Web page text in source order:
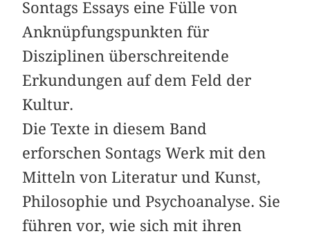
Sontags Essays eine Fülle von
Anknüpfungspunkten für
Disziplinen überschreitende
Erkundungen auf dem Feld der
Kultur.
Die Texte in diesem Band
erforschen Sontags Werk mit den
Mitteln von Literatur und Kunst,
Philosophie und Psychoanalyse. Sie
führen vor, wie sich mit ihren